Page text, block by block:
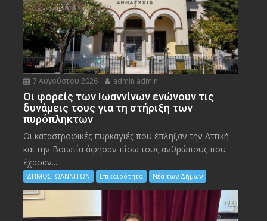
7 Αυγούστου 2026 admin admin
Οι φορείς των Ιωαννίνων ενώνουν τις
δυνάμεις τους για τη στήριξη των
πυρόπληκτων
Οι καταστροφικές πυρκαγιές που έπληξαν την Αττική
και την Bοιωτία άφησαν πίσω τους ανθρώπους που
έχασαν...
ΔΗΜΟΣ ΙΩΑΝΝΙΤΩΝ Επικαιρότητα Νέα των Δήμων